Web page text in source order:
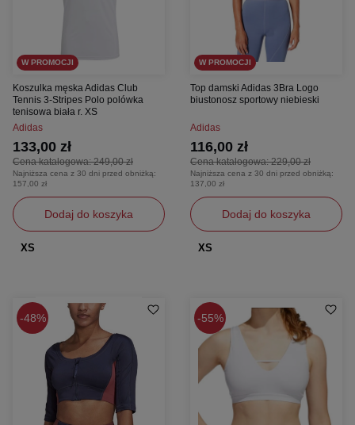
W PROMOCJI
Koszulka męska Adidas Club
Tennis 3‑Stripes Polo polówka
tenisowa biała r. XS
Adidas
Cena katalogowa:249,00 zł
133,00 zł
Najniższa cena z 30 dni przed obniżką:
157,00 zł
Dodaj do koszyka
XS
W PROMOCJI
Top damski Adidas 3Bra Logo
biustonosz sportowy niebieski
Adidas
Cena katalogowa:229,00 zł
116,00 zł
Najniższa cena z 30 dni przed obniżką:
137,00 zł
Dodaj do koszyka
XS
48% 55%